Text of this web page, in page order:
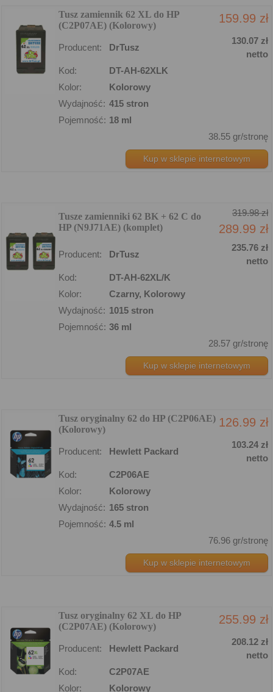
Tusz zamiennik 62 XL do HP
(C2P07AE) (Kolorowy)
159.99 zł
Producent: DrTusz
130.07 zł
netto
Kod:
DT-AH-62XLK
Kolor:
Kolorowy
Wydajność: 415 stron
Pojemność: 18 ml
38.55 gr/stronę
Kup w sklepie internetowym
Tusze zamienniki 62 BK + 62 C do
HP (N9J71AE) (komplet)
319.98 zł
289.99 zł
Producent: DrTusz
235.76 zł
netto
Kod:
DT-AH-62XL/K
Kolor:
Czarny, Kolorowy
Wydajność: 1015 stron
Pojemność: 36 ml
28.57 gr/stronę
Kup w sklepie internetowym
Tusz oryginalny 62 do HP (C2P06AE)
(Kolorowy)
126.99 zł
Producent: Hewlett Packard
103.24 zł
netto
Kod:
C2P06AE
Kolor:
Kolorowy
Wydajność: 165 stron
Pojemność: 4.5 ml
76.96 gr/stronę
Kup w sklepie internetowym
Tusz oryginalny 62 XL do HP
(C2P07AE) (Kolorowy)
255.99 zł
Producent: Hewlett Packard
208.12 zł
netto
Kod:
C2P07AE
Kolor:
Kolorowy